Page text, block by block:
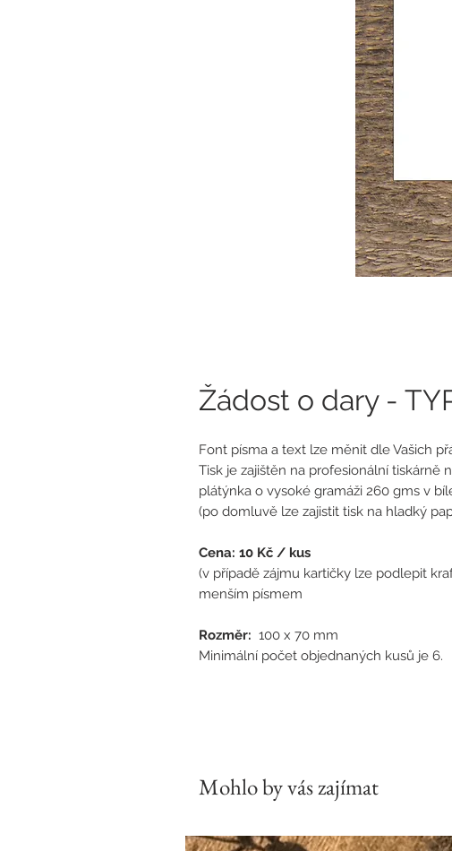
Žádost o dary -
Font písma a text lze měnit dle Vašich
Tisk je zajištěn na profesionální tiskárně
plátýnka o vysoké gramáži 260 gms v
(po domluvě lze zajistit tisk na hladký
Cena: 10 Kč / kus
(v případě zájmu kartičky lze podlepit
menším písmem
Rozměr: 100 x 70 mm
Minimální počet objednaných kusů je 6.
Mohlo by vás zajímat